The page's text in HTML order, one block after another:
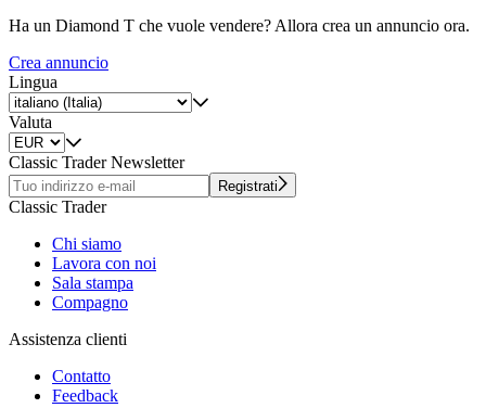
Ha un Diamond T che vuole vendere? Allora crea un annuncio ora.
Crea annuncio
Lingua
Valuta
Classic Trader Newsletter
Registrati
Classic Trader
Chi siamo
Lavora con noi
Sala stampa
Compagno
Assistenza clienti
Contatto
Feedback